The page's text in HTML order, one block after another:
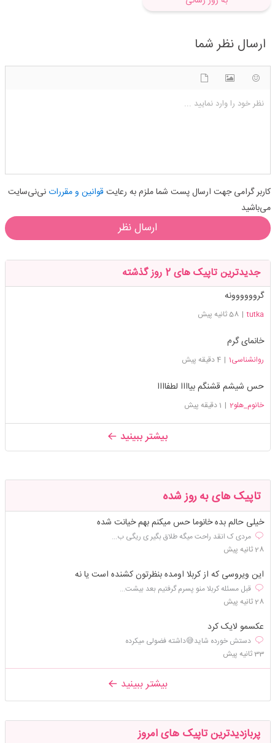
ارسال نظر شما
نظر خود را وارد نمایید ...
کاربر گرامی جهت ارسال پست شما ملزم به رعایت قوانین و مقرراتنی‌نی‌سایت
می‌باشید
ارسال نظر
جدیدترین تاپیک های 2 روز گذشته
گروووووونه
tutka
| 58 ثانیه پیش
خانمای گرم
روانشناسی1 | 4 دقیقه پیش
حس شیشم قشنگم بیاااا لطفاااا
خانوم_هلو2 | 1 دقیقه پیش
بیشتر ببینید
تاپیک های به روز شده
خیلی حالم بده خانوما حس میکنم بهم خیانت شده
مردی ک انقد راحت میگه طلاق بگیر ی ریگی ب...
28 ثانیه پیش
این ویروسی که از کربلا اومده بنظرتون کشنده است یا نه
قبل مسئله کربلا منو پسرم گرفتیم بعد بیشت...
28 ثانیه پیش
عکسمو لایک کرد
دستش خورده شاید😅داشته فضولی میکرده
33 ثانیه پیش
بیشتر ببینید
پربازدیدترین تاپیک های امروز